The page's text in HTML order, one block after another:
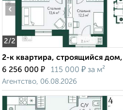
2/2
‹
2-к квартира, строящийся
6 256 000 ₽ 115 000 ₽ за м²
Агентство, 06.08.2026